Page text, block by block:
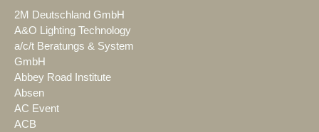
2M Deutschland GmbH
A&O Lighting Technology
a/c/t Beratungs & System
GmbH
Abbey Road Institute
Absen
AC Event
ACB